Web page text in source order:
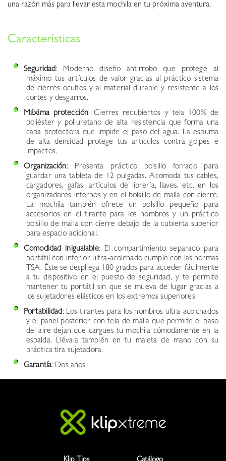
una razón más para llevar esta mochila en tu próxima aventura.
Características
Seguridad: Moderno diseño antirrobo que protege al
máximo tus artículos de valor gracias al práctico sistema
de cierres ocultos y al material durable y resistente a los
cortes y desgarros.
Máxima protección: Cierres recubiertos y tela 100% de
poliéster y poliuretano de alta resistencia que forma una
capa protectora que impide el paso del agua. La espuma
de alta densidad protege tus artículos contra golpes e
impactos.
Organización: Presenta práctico bolsillo forrado para
guardar una tableta de 12 pulgadas. Acomoda tus cables,
cargadores, gafas, artículos de librería, llaves, etc. en los
organizadores internos y en el bolsillo de malla con cierre.
La mochila también ofrece un bolsillo pequeño para
accesorios en el tirante para los hombros y un práctico
bolsillo de malla con cierre debajo de la cubierta superior
para espacio adicional.
Comodidad inigualable: El compartimiento separado para
portátil con interior ultra-acolchado cumple con las normas
TSA. Éste se despliega 180 grados para acceder fácilmente
a tu dispositivo en el puesto de seguridad, y te permite
mantener tu portátil sin que se mueva de lugar gracias a
los sujetadores elásticos en los extremos superiores.
Portabilidad: Los tirantes para los hombros ultra-acolchados
y el panel posterior con tela de malla que permite el paso
del aire dejan que cargues tu mochila cómodamente en la
espalda. Llévala también en tu maleta de mano con su
práctica tira sujetadora.
Garantía: Dos años